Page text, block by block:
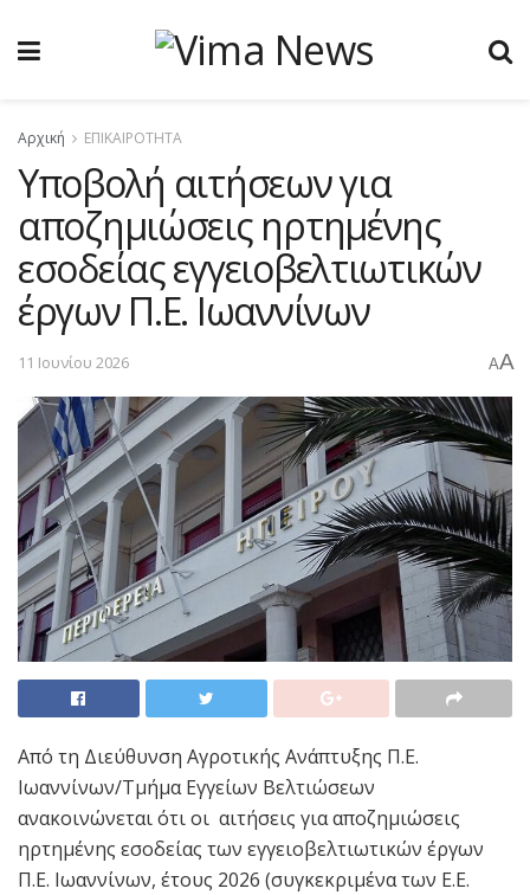
Αρχική ΕΠΙΚΑΙΡΟΤΗΤΑ
Υποβολή αιτήσεων για
αποζημιώσεις ηρτημένης
εσοδείας εγγειοβελτιωτικών
έργων Π.Ε. Ιωαννίνων
11 Ιουνίου 2026 AA
Από τη Διεύθυνση Αγροτικής Ανάπτυξης Π.Ε.
Ιωαννίνων/Τμήμα Εγγείων Βελτιώσεων
ανακοινώνεται ότι οι αιτήσεις για αποζημιώσεις
ηρτημένης εσοδείας των εγγειοβελτιωτικών έργων
Π.Ε. Ιωαννίνων, έτους 2026 (συγκεκριμένα των Ε.Ε.